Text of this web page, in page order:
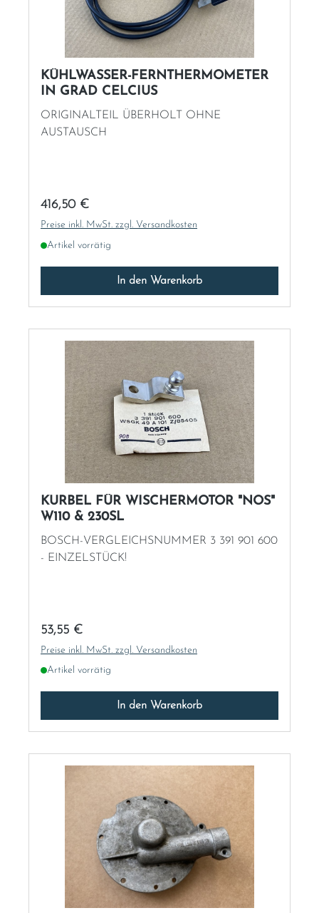
KÜHLWASSER-FERNTHERMOMETER
IN GRAD CELCIUS
ORIGINALTEIL ÜBERHOLT OHNE
AUSTAUSCH
Regulärer Preis:
416,50 €
Preise inkl. MwSt. zzgl. Versandkosten
Artikel vorrätig
In den Warenkorb
KURBEL FÜR WISCHERMOTOR "NOS"
W110 & 230SL
BOSCH-VERGLEICHSNUMMER 3 391 901 600
- EINZELSTÜCK!
Regulärer Preis:
53,55 €
Preise inkl. MwSt. zzgl. Versandkosten
Artikel vorrätig
In den Warenkorb